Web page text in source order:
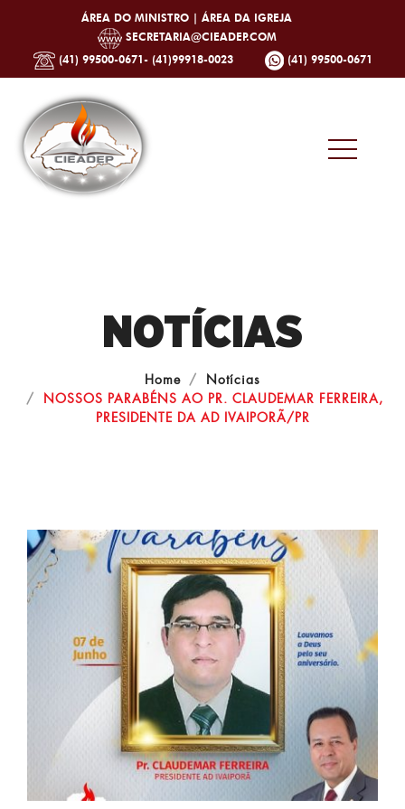
ÁREA DO MINISTRO | ÁREA DA IGREJA
SECRETARIA@CIEADEP.COM
(41) 99500-0671- (41)99918-0023
(41) 99500-0671
NOTÍCIAS
Home
Notícias
NOSSOS PARABÉNS AO PR. CLAUDEMAR FERREIRA,
PRESIDENTE DA AD IVAIPORÃ/PR